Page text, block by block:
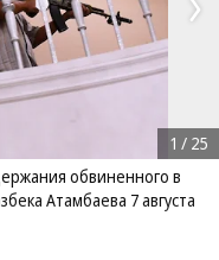
обвиненного в
Атамбаева 7 августа
1 / 25